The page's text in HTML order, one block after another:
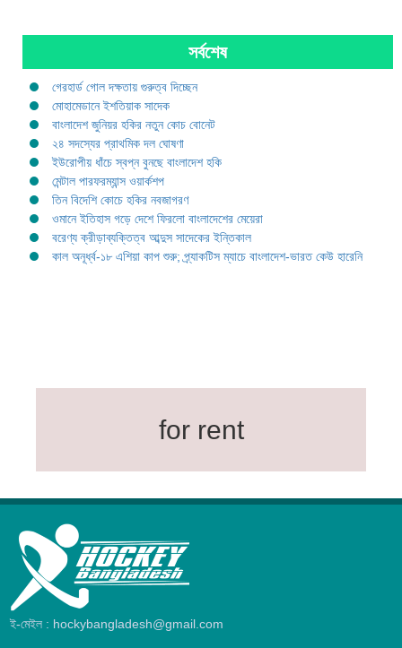
সর্বশেষ
গেরহার্ড গোল দক্ষতায় গুরুত্ব দিচ্ছেন
মোহামেডানে ইশতিয়াক সাদেক
বাংলাদেশ জুনিয়র হকির নতুন কোচ বোনেট
২৪ সদস্যের প্রাথমিক দল ঘোষণা
ইউরোপীয় ধাঁচে স্বপ্ন বুনছে বাংলাদেশ হকি
মেন্টাল পারফরম্যান্স ওয়ার্কশপ
তিন বিদেশি কোচে হকির নবজাগরণ
ওমানে ইতিহাস গড়ে দেশে ফিরলো বাংলাদেশের মেয়েরা
বরেণ্য ক্রীড়াব্যক্তিত্ব আব্দুস সাদেকের ইন্তিকাল
কাল অনূর্ধ্ব-১৮ এশিয়া কাপ শুরু; প্র্যাকটিস ম্যাচে বাংলাদেশ-ভারত কেউ হারেনি
for rent
ই-মেইল : hockybangladesh@gmail.com